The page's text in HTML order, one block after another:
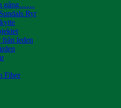
gång……
Ryr
från leden
Fiber